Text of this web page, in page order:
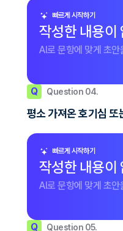
빠르게 시작하기
작성한 내용이
AI로 문항에 맞게 초안
Q Question 04.
평소 가져온 호기심 또
빠르게 시작하기
작성한 내용이
AI로 문항에 맞게 초안
Q Question 05.